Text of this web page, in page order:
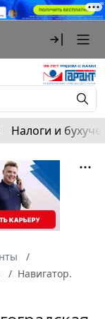
Налоги и
Навигатор.